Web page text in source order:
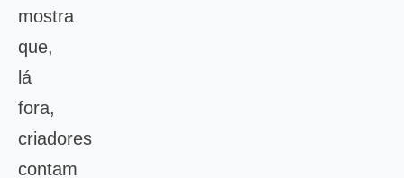
mostra
que,
lá
fora,
criadores
contam